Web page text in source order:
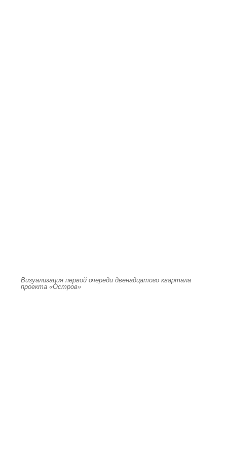
Визуализация первой очереди двенадцатого квартала
проекта «Остров»